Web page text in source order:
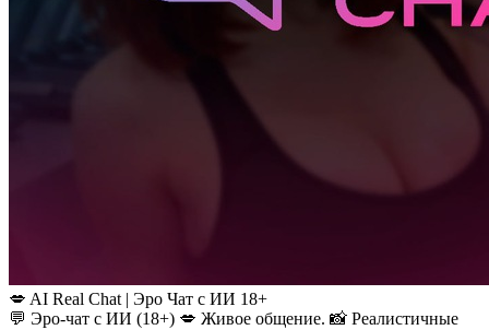
💋 AI Real Chat | Эро Чат с ИИ 18+
💬 Эро-чат с ИИ (18+) 💋 Живое общение. 📸 Реалистичные